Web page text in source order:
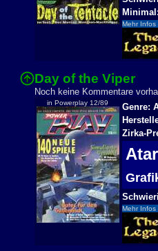
Mehr Infos
Day of the Viper
Noch keine Kommentare
in Powerplay 12/89
Genre:
Zirka-
Mehr Infos